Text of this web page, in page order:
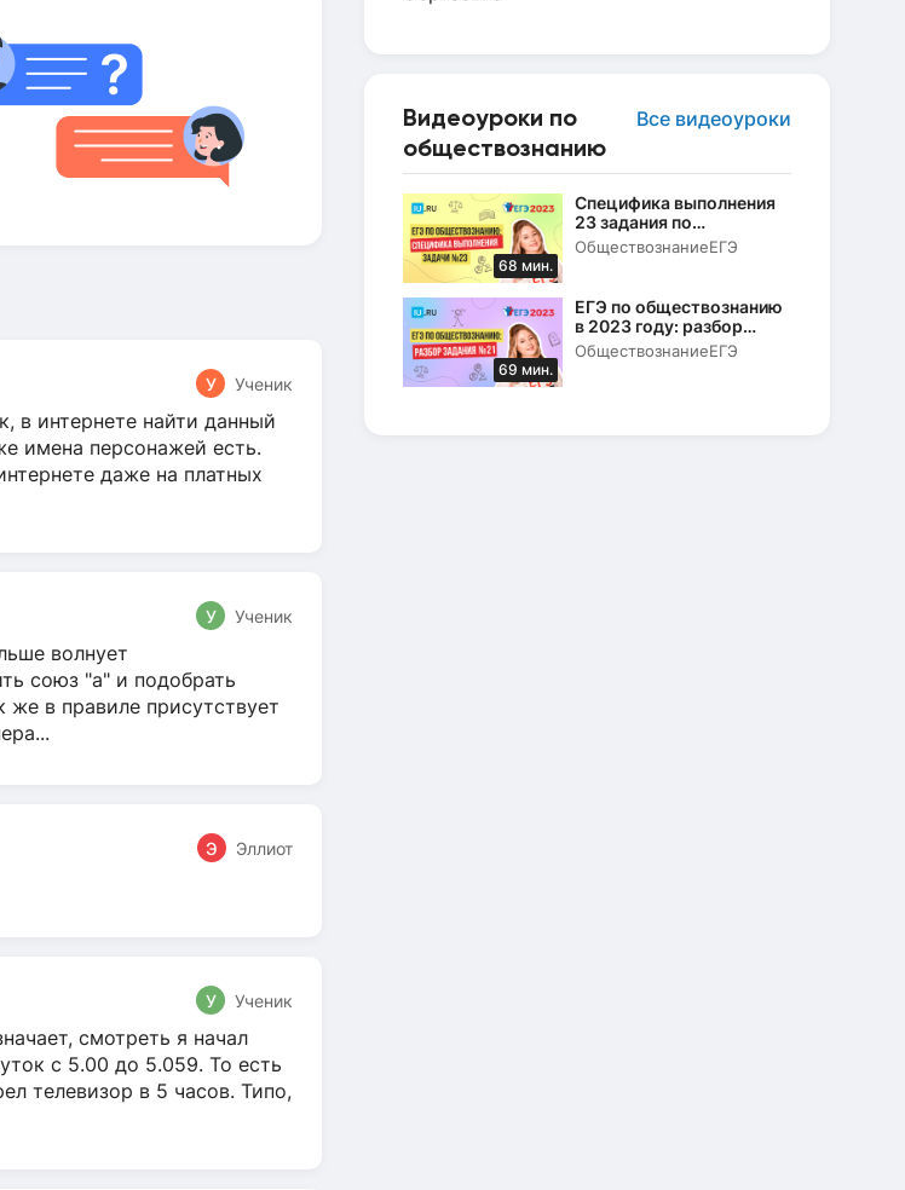
Видеоуроки по
обществознанию
Все видеоуроки
68 мин.
Специфика выполнения
23 задания по
Конституции РФ в ЕГЭ по
обществознанию в 2023
ОбществознаниеЕГЭ
69 мин.
ЕГЭ по обществознанию
в 2023 году: разбор
задания № 21
ОбществознаниеЕГЭ
У Ученик
в интернете найти данный
имена персонажей есть.
даже на платных
У Ученик
волнует
союз "а" и подобрать
же в правиле присутствует
Э Эллиот
У Ученик
смотреть я начал
с 5.00 до 5.059. То есть
телевизор в 5 часов. Типо,